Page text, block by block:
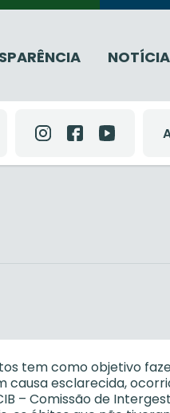
tem como objetivo
causa esclarecida,
– Comissão de